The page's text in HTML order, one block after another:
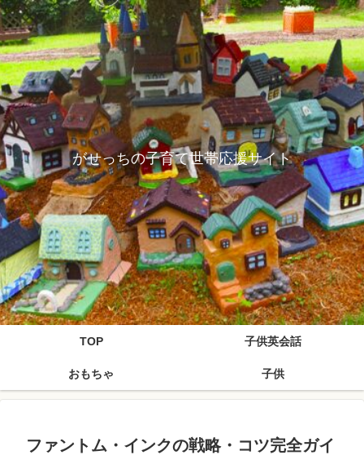
がせっちの子育て世帯応援サイト
TOP 子供英会話
おもちゃ 子供
ファントム・インクの戦略・コツ完全ガイ